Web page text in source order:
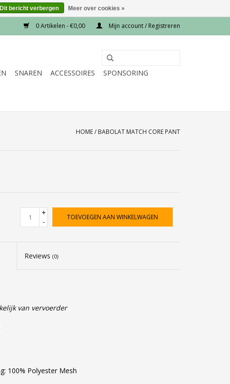
0 Artikelen - €0,00 Mijn account / Registreren
SNAREN ACCESSOIRES
SPONSORING
HOME/ BABOLAT MATCH CORE PANT
+
-
TOEVOEGEN AAN WINKELWAGEN
Reviews(0)
van vervoerder
100% Polyester Mesh
Dit bericht verbergen Meer over cookies »